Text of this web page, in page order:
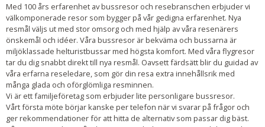
Med 100 års erfarenhet av bussresor och resebranschen erbjuder vi
välkomponerade resor som bygger på vår gedigna erfarenhet. Nya
resmål väljs ut med stor omsorg och med hjälp av våra resenärers
önskemål och idéer. Våra bussresor är bekväma och bussarna är
miljöklassade helturistbussar med högsta komfort. Med våra flygresor
tar du dig snabbt direkt till nya resmål. Oavsett färdsätt blir du guidad av
våra erfarna reseledare, som gör din resa extra innehållsrik med
många glada och oförglömliga resminnen.
Vi är ett familjeföretag som erbjuder lite personligare bussresor.
Vårt första möte börjar kanske per telefon när vi svarar på frågor och
ger rekommendationer för att hitta de alternativ som passar dig bäst.